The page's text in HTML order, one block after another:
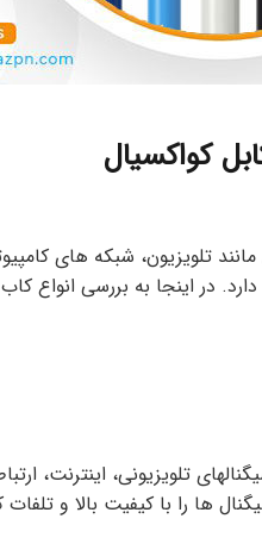
کواکسیال
تلویزیون، شبکه های
تلویزیونی،